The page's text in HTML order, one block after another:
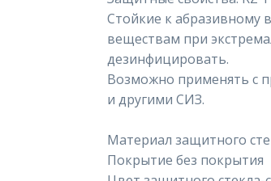
Стойкие к абразивному
веществам при
дезинфицировать.
Возможно применять с
и другими СИЗ.
Материал защитного
Покрытие без покрытия